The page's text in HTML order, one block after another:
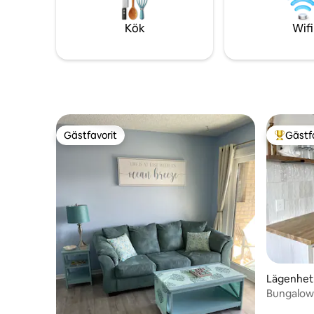
kök. Vi har precis rätt blandning av lyx
och komfort i detta utrymme. Du
kommer att kunna koppla av med alla
och
bort.
ligger
Kök Wifi
Gästfavorit
Gästfavorit